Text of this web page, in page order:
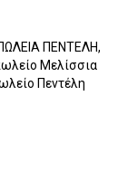
ΠΕΝΤΕΛΗ,
Μελίσσια
Πεντέλη